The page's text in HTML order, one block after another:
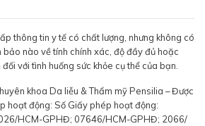
thông tin y tế có chất lượng, nhưng không có
nào về tính chính xác, độ đầy đủ hoặc
với tình huống sức khỏe cụ thể của bạn.
khoa Da liễu & Thẩm mỹ Pensilia – Được
hoạt động: Số Giấy phép hoạt động:
HCM-GPHĐ; 07646/HCM-GPHĐ; 2066/